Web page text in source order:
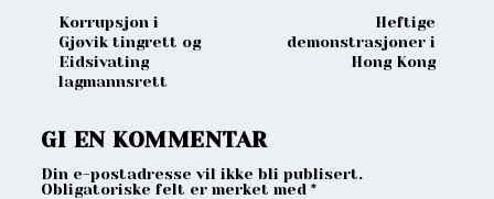
Korrupsjon i
Gjøvik tingrett og
Eidsivating
lagmannsrett
Heftige
demonstrasjoner i
Hong Kong
GI EN KOMMENTAR
Din e-postadresse vil ikke bli publisert.
Obligatoriske felt er merket med*